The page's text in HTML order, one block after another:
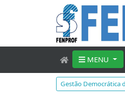
MENU
Gestão Democrática